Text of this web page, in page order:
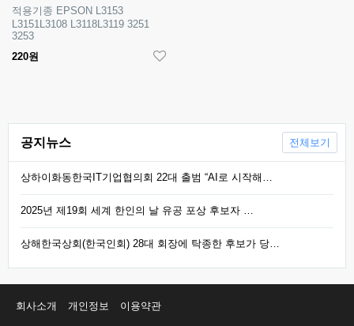
적용기종 EPSON L3153
L3151L3108 L3118L3119 3251
3253
220원
공지뉴스
상하이화동한국IT기업협의회 22대 출범 “AI로 시작해…
2025년 제19회 세계 한인의 날 유공 포상 후보자 …
상해한국상회(한국인회) 28대 회장에 탁종한 후보가 당…
전체보기
회사소개 개인정보 이용약관